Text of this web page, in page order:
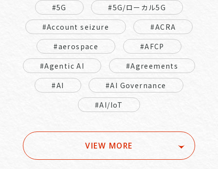
#5G
#5G/ローカル5G
#Account seizure
#ACRA
#aerospace
#AFCP
#Agentic AI
#Agreements
#AI
#AI Governance
#AI/IoT
VIEW MORE